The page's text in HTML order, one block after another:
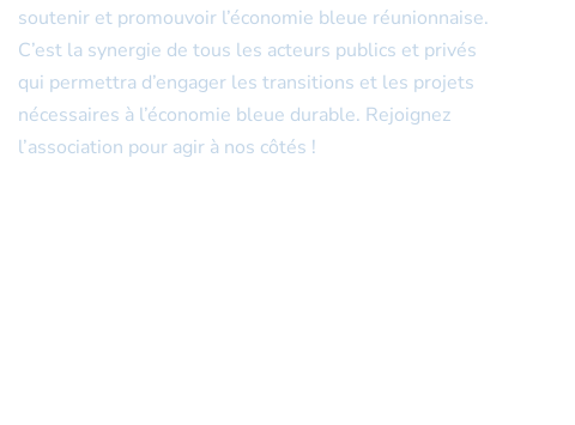
soutenir et promouvoir l’économie bleue réunionnaise.
C’est la synergie de tous les acteurs publics et privés
qui permettra d’engager les transitions et les projets
nécessaires à l’économie bleue durable. Rejoignez
l’association pour agir à nos côtés !